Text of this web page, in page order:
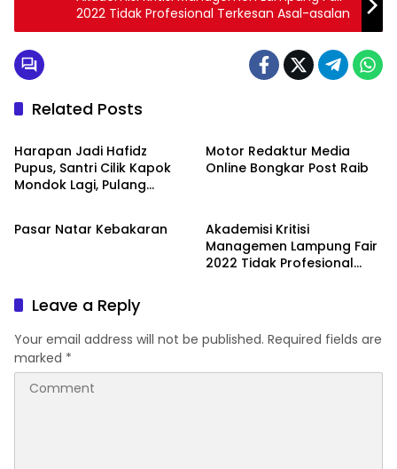
2022 Tidak Profesional Terkesan Asal-asalan
Related Posts
Peristiwa
Harapan Jadi Hafidz
Pupus, Santri Cilik Kapok
Mondok Lagi, Pulang
Motor Redaktur Media
Online Bongkar Post Raib
Peristiwa
Pasar Natar Kebakaran
Akademisi Kritisi
Managemen Lampung Fair
2022 Tidak Profesional
Leave a Reply
Your email address will not be published. Required fields are
marked *